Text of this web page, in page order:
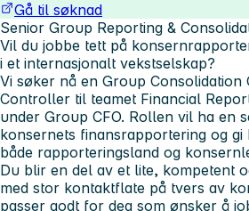
Gå til søknad
Senior Group Reporting &
Vil du jobbe tett på
i et internasjonalt vekstselskap?
Vi søker nå en Group
Controller til teamet Financial
under Group CFO. Rollen vil ha en
konsernets finansrapportering og
både rapporteringsland og
Du blir en del av et lite, kompetent
med stor kontaktflate på tvers av
passer godt for deg som ønsker å